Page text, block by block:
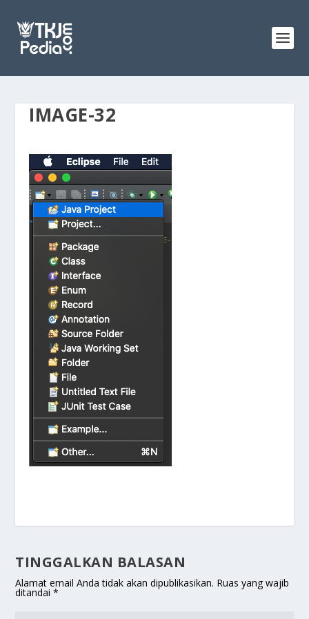
IMAGE-32
TINGGALKAN BALASAN
Alamat email Anda tidak akan dipublikasikan. Ruas yang wajib
ditandai*